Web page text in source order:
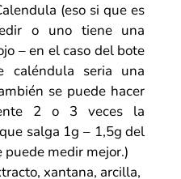
(eso si que es
o uno tiene una
– en el caso del bote
seria una
se puede hacer
2 o 3 veces la
salga 1g – 1,5g del
puede medir mejor.)
xantana, arcilla,